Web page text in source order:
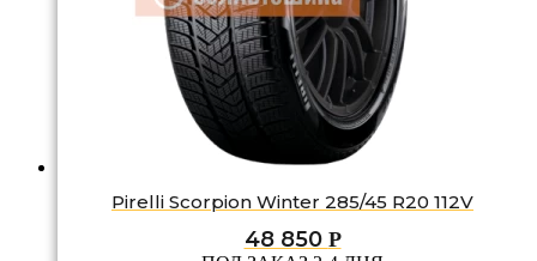
Pirelli Scorpion Winter 285/45 R20 112V
48 850 Р